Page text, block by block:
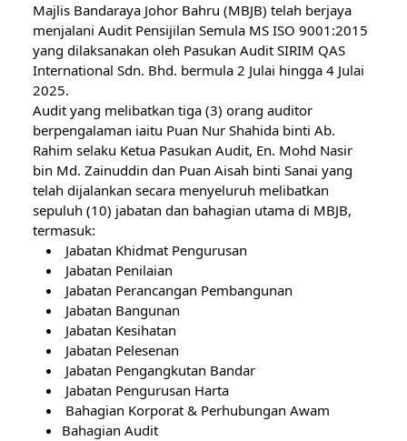
Majlis Bandaraya Johor Bahru (MBJB) telah berjaya
menjalani Audit Pensijilan Semula MS ISO 9001:2015
yang dilaksanakan oleh Pasukan Audit SIRIM QAS
International Sdn. Bhd. bermula 2 Julai hingga 4 Julai
2025.
Audit yang melibatkan tiga (3) orang auditor
berpengalaman iaitu Puan Nur Shahida binti Ab.
Rahim selaku Ketua Pasukan Audit, En. Mohd Nasir
bin Md. Zainuddin dan Puan Aisah binti Sanai yang
telah dijalankan secara menyeluruh melibatkan
sepuluh (10) jabatan dan bahagian utama di MBJB,
termasuk:
Jabatan Khidmat Pengurusan
Jabatan Penilaian
Jabatan Perancangan Pembangunan
Jabatan Bangunan
Jabatan Kesihatan
Jabatan Pelesenan
Jabatan Pengangkutan Bandar
Jabatan Pengurusan Harta
Bahagian Korporat & Perhubungan Awam
Bahagian Audit